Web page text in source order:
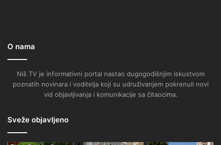
O nama
Niš TV je informativni portal nastao dugogodišnjim iskustvom
poznatih novinara i voditelja koji su udruživanjem pokrenuli novi
vid objavljivanja i komunikacije sa čitaocima.
Sveže objavljeno